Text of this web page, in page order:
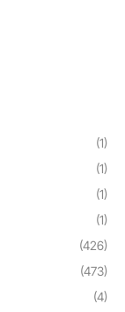
(1)
(1)
(1)
(1)
(426)
(473)
(4)